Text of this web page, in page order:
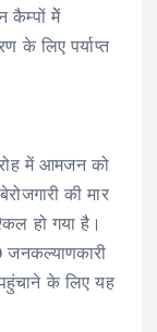
कैम्पों मेें
के लिए पर्याप्त
में आमजन को
की मार
हो गया है।
जनकल्याणकारी
के लिए यह